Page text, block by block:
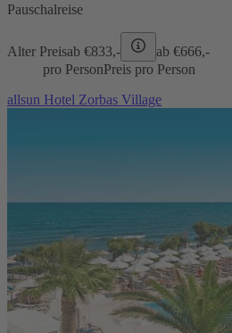
Pauschalreise
Alter Preisab €833,- ab €666,-
pro PersonPreis pro Person
allsun Hotel Zorbas Village